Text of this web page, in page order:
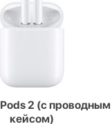
2 (с проводным
кейсом)